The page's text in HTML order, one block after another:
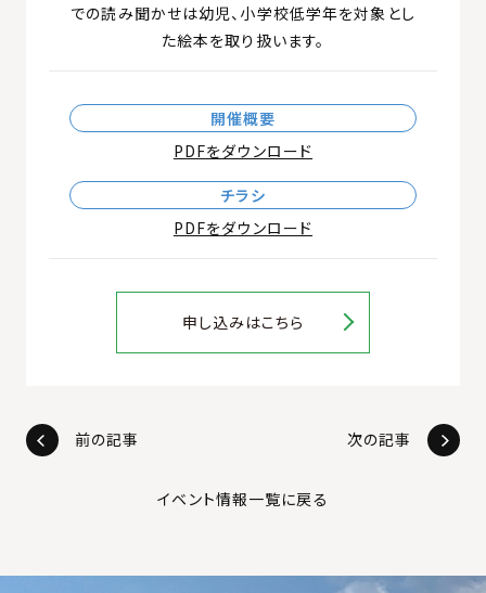
での読み聞かせは幼児、小学校低学年を対象とし
た絵本を取り扱います。
開催概要
PDFをダウンロード
チラシ
PDFをダウンロード
申し込みはこちら
前の記事
イベント情報一覧に戻る
次の記事